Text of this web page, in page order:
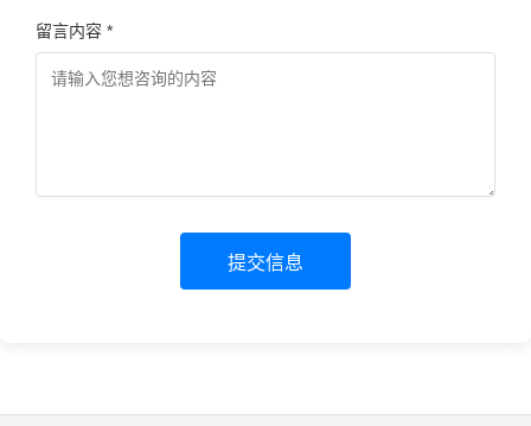
留言内容 *
提交信息